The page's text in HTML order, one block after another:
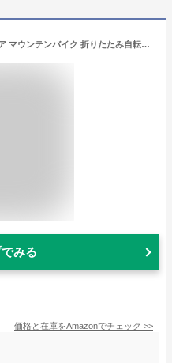
PROVROS(プロブロス) ジュニア マウンテンバイク 折りたたみ自転車 24インチ シマノ6段変速 ギア 子供 MTB カゴ・LEDライト・ワイヤー錠付き P-JM20246 (グレージュ24インチ)
みる
価格と在庫をAmazonでチェック >>